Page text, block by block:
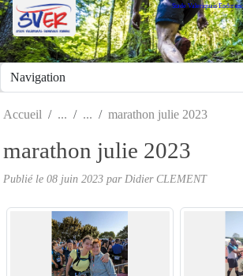
Stade Valeriquais
Accueil marathon julie 2023
marathon julie 2023
Publié le 08 juin 2023 par Didier CLEMENT
Panneau de gestion des cookies